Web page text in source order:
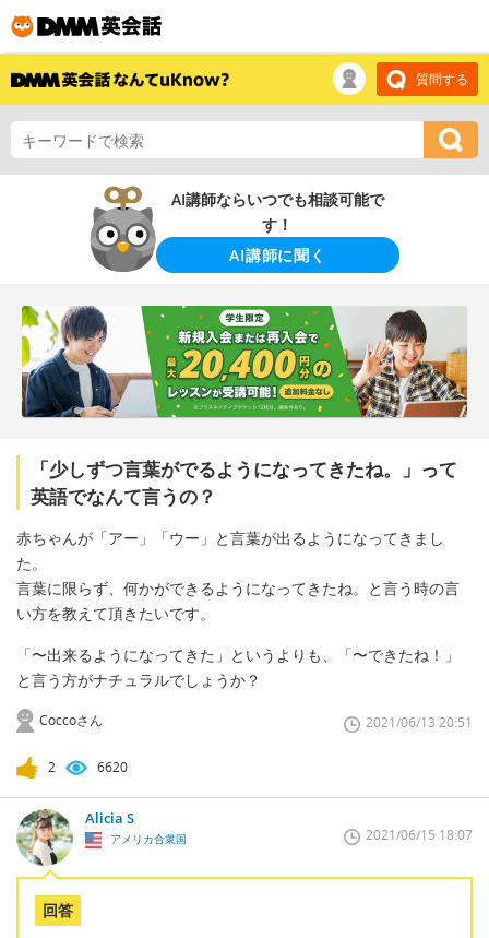
質問する
AI講師ならいつでも相談可能で
す！
AI講師に聞く
「少しずつ言葉がでるようになってきたね。」って
英語でなんて言うの？
赤ちゃんが「アー」「ウー」と言葉が出るようになってきまし
た。
言葉に限らず、何かができるようになってきたね。と言う時の言
い方を教えて頂きたいです。
「〜出来るようになってきた」というよりも、「〜できたね！」
と言う方がナチュラルでしょうか？
Coccoさん 2021/06/13 20:51
2 6620
Alicia S
アメリカ合衆国 2021/06/15 18:07
回答